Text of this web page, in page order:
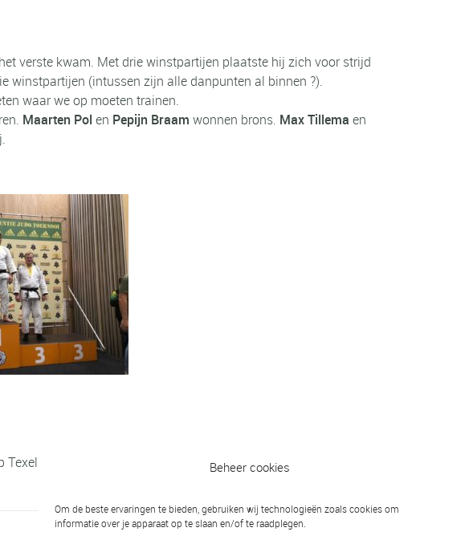
Beheer cookies
Om de beste ervaringen te bieden, gebruiken wij technologieën zoals cookies om
informatie over je apparaat op te slaan en/of te raadplegen.
het verste kwam. Met drie winstpartijen plaatste hij zich voor strijd
winstpartijen (intussen zijn alle danpunten al binnen ?).
waar we op moeten trainen.
Maarten Pol en Pepijn Braam wonnen brons. Max Tillema en